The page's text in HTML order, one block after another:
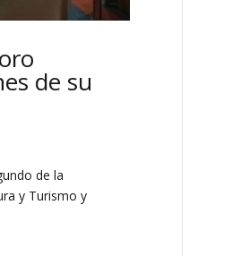
de su
de la
y Turismo y